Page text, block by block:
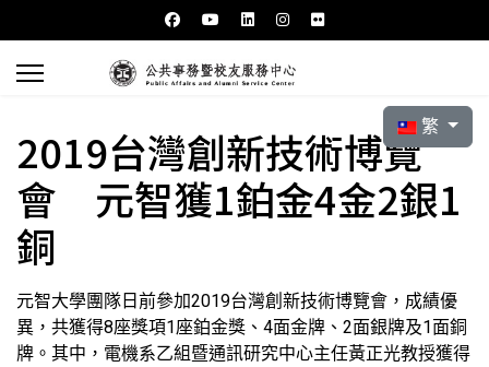
選擇你的語言
繁
2019台灣創新技術博覽
會 元智獲1鉑金4金2銀1
銅
元智大學團隊日前參加2019台灣創新技術博覽會，成績優
異，共獲得8座獎項1座鉑金獎、4面金牌、2面銀牌及1面銅
牌。其中，電機系乙組暨通訊研究中心主任黃正光教授獲得